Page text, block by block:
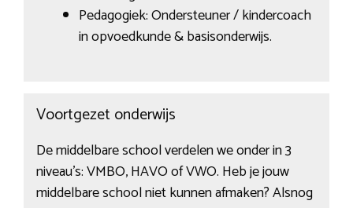
Pedagogiek: Ondersteuner / kindercoach
in opvoedkunde & basisonderwijs.
Voortgezet onderwijs
De middelbare school verdelen we onder in 3
niveau’s: VMBO, HAVO of VWO. Heb je jouw
middelbare school niet kunnen afmaken? Alsnog